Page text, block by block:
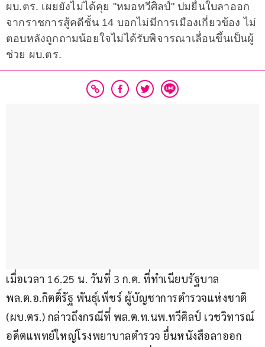
ผบ.ตร. เผยยังไม่ได้คุย "หมอทวีศิลป์" ปมยื่นใบลาออก
จากราชการสู้คดีชั้น 14 บอกไม่มีการเมืองเกี่ยวข้อง ไม่
ตอบหลังถูกถามน้อยใจไม่ได้รับพิจารณาเลื่อนขึ้นเป็นผู้
ช่วย ผบ.ตร.
เมื่อเวลา 16.25 น. วันที่ 3 ก.ค. ที่ทำเนียบรัฐบาล
พล.ต.อ.กิตติ์รัฐ พันธุ์เพ็ชร์ ผู้บัญชาการตำรวจแห่งชาติ
(ผบ.ตร.) กล่าวถึงกรณีที่ พล.ต.ท.นพ.ทวีศิลป์ เวชวิทารณ์
อดีตแพทย์ใหญ่โรงพยาบาลตำรวจ ยื่นหนังสือลาออก